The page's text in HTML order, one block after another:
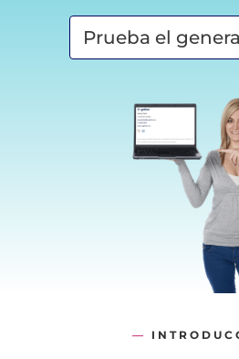
Prueba el
—